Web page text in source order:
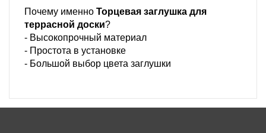
Почему именно Торцевая заглушка для
террасной доски?
- Высокопрочный материал
- Простота в установке
- Большой выбор цвета заглушки